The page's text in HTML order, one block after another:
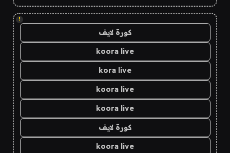
!
كورة لايف
koora live
kora live
koora live
koora live
كورة لايف
koora live